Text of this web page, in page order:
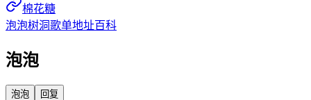
棉花糖
泡泡树洞歌单地址百科
泡泡
泡泡 回复